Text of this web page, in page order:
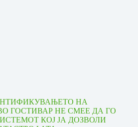
НА
ГОСТИВАР НЕ СМЕЕ ДА ГО
КОЈ ЈА ДОЗВОЛИ